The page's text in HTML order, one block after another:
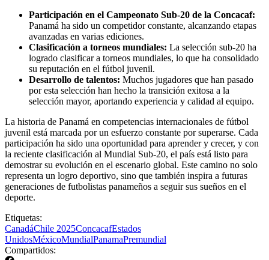
Participación en el Campeonato Sub-20 de la Concacaf:
Panamá ha sido un competidor constante, alcanzando etapas
avanzadas en varias ediciones.
Clasificación a torneos mundiales: La selección sub-20 ha
logrado clasificar a torneos mundiales, lo que ha consolidado
su reputación en el fútbol juvenil.
Desarrollo de talentos: Muchos jugadores que han pasado
por esta selección han hecho la transición exitosa a la
selección mayor, aportando experiencia y calidad al equipo.
La historia de Panamá en competencias internacionales de fútbol
juvenil está marcada por un esfuerzo constante por superarse. Cada
participación ha sido una oportunidad para aprender y crecer, y con
la reciente clasificación al Mundial Sub-20, el país está listo para
demostrar su evolución en el escenario global. Este camino no solo
representa un logro deportivo, sino que también inspira a futuras
generaciones de futbolistas panameños a seguir sus sueños en el
deporte.
Etiquetas:
CanadáChile 2025ConcacafEstados
UnidosMéxicoMundialPanamaPremundial
Compartidos: